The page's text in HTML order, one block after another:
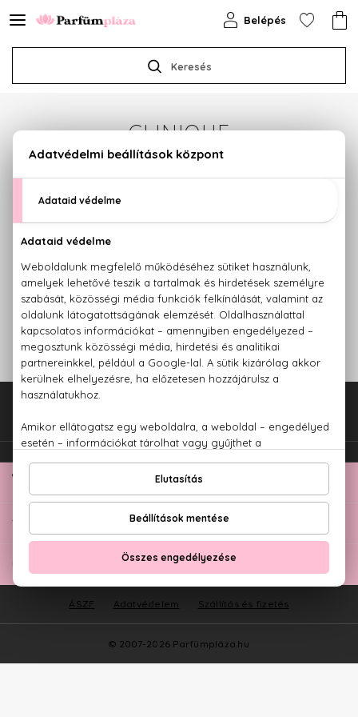
Keresés
Belépés
CLINIQUE
Sajnos jelenleg a márka egyetlen terméke sem
érhető el.
Termékajánlataink megtekintéséhez válasszon az
KOZMETIKUMOK
SMINK
HAJÁPOLÁS
Fel az oldal tetejére!
TOP KATEGÓRIÁK
© 2007-2026 Parfümpláza.hu
ÁSZF Adatvédelem Szállítás és fizetés